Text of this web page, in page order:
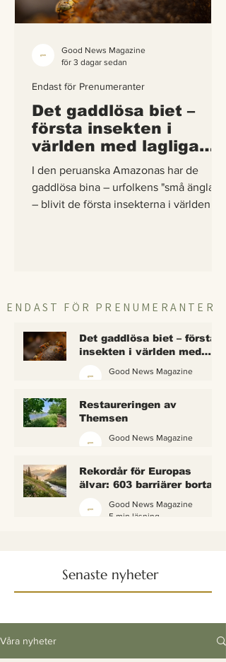
Det gaddlösa biet –
första insekten i
världen med lagliga
rättigheter
I den peruanska Amazonas har de
gaddlösa bina – urfolkens "små änglar"
– blivit de första insekterna i världen att
Endast för Prenumeranter
Good News Magazine
för 3 dagar sedan
ENDAST FÖR PRENUMERANTER
Det gaddlösa biet – första
insekten i världen med
Good News Magazine
Restaureringen av
Themsen
Good News Magazine
Rekordår för Europas
älvar: 603 barriärer borta
igen
Good News Magazine
5 min läsning
Senaste nyheter
Våra nyheter